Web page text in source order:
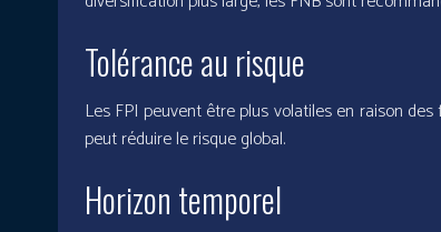
Tolérance au risque
Les FPI peuvent être plus volatiles en raison
peut réduire le risque global.
Horizon temporel